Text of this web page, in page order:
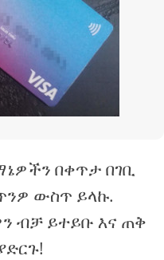
በቀጥታ በገቢ
ውስጥ ይላኩ.
ብቻ ይተይቡ እና ጠቅ